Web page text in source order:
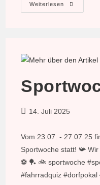
Weiterlesen
Challenge
Beitrag
14. Juli 2025
Vom 23.07. - 27.07.25
Sportwoche statt! 📯
⚽️ 🏓 🚲 sportwoche
#fahrradquiz